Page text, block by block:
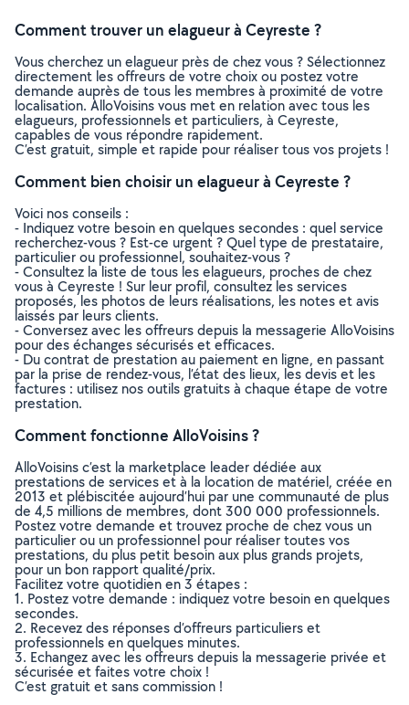
Comment trouver un elagueur à Ceyreste ?
Vous cherchez un elagueur près de chez vous ? Sélectionnez
directement les offreurs de votre choix ou postez votre
demande auprès de tous les membres à proximité de votre
localisation. AlloVoisins vous met en relation avec tous les
elagueurs, professionnels et particuliers, à Ceyreste,
capables de vous répondre rapidement.
C’est gratuit, simple et rapide pour réaliser tous vos projets !
Comment bien choisir un elagueur à Ceyreste ?
Voici nos conseils :
- Indiquez votre besoin en quelques secondes : quel service
recherchez-vous ? Est-ce urgent ? Quel type de prestataire,
particulier ou professionnel, souhaitez-vous ?
- Consultez la liste de tous les elagueurs, proches de chez
vous à Ceyreste ! Sur leur profil, consultez les services
proposés, les photos de leurs réalisations, les notes et avis
laissés par leurs clients.
- Conversez avec les offreurs depuis la messagerie AlloVoisins
pour des échanges sécurisés et efficaces.
- Du contrat de prestation au paiement en ligne, en passant
par la prise de rendez-vous, l’état des lieux, les devis et les
factures : utilisez nos outils gratuits à chaque étape de votre
prestation.
Comment fonctionne AlloVoisins ?
AlloVoisins c’est la marketplace leader dédiée aux
prestations de services et à la location de matériel, créée en
2013 et plébiscitée aujourd’hui par une communauté de plus
de 4,5 millions de membres, dont 300 000 professionnels.
Postez votre demande et trouvez proche de chez vous un
particulier ou un professionnel pour réaliser toutes vos
prestations, du plus petit besoin aux plus grands projets,
pour un bon rapport qualité/prix.
Facilitez votre quotidien en 3 étapes :
1. Postez votre demande : indiquez votre besoin en quelques
secondes.
2. Recevez des réponses d’offreurs particuliers et
professionnels en quelques minutes.
3. Echangez avec les offreurs depuis la messagerie privée et
sécurisée et faites votre choix !
C’est gratuit et sans commission !